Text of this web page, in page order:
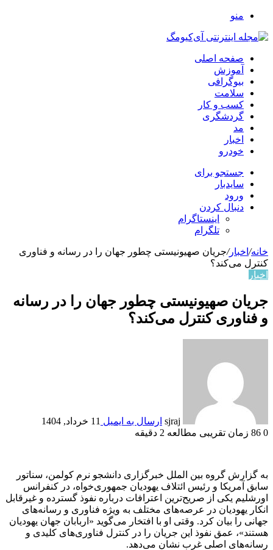
منو
صفحه اصلی
آموزش
بیوگرافی
سلامت
کسب و کار
گردشگری
مد
اخبار
خودرو
جستجو برای
سایدبار
ورود
دنبال کردن
اینستاگرام
تلگرام
خانه/ اخبار/جریان صهیونیستی چطور جهان را در رسانه و فناوری
کنترل می‌کند؟
اخبار
جریان صهیونیستی چطور جهان را در رسانه
و فناوری کنترل می‌کند؟
sjraj ارسال به ایمیل 11 خرداد, 1404
0
زمان تقریبی مطالعه 2 دقیقه
به گزارش گروه بین الملل خبرگزاری دانشجو نرم کولمن، سناتور
سابق آمریکا و رئیس ائتلاف یهودیان جمهوری‌خواه، در کنفرانس
اورشلیم یکی از صریح‌ترین اعترافات درباره نفوذ گسترده و غیرقابل
انکار یهودیان در عرصه‌های مختلف به ویژه فناوری و رسانه‌های
جهانی را بیان کرد. وقتی او با افتخار می‌گوید «اربابان جهان یهودیان
هستند»، عمق نفوذ این جریان را در کنترل فناوری‌های کلیدی و
رسانه‌های اصلی غرب نشان می‌دهد.